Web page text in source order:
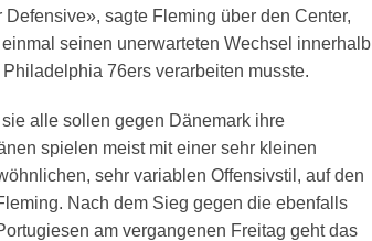
sagte Fleming über den Center,
seinen unerwarteten Wechsel innerhalb
76ers verarbeiten musste.
alle sollen gegen Dänemark ihre
spielen meist mit einer sehr kleinen
sehr variablen Offensivstil, auf den
Nach dem Sieg gegen die ebenfalls
am vergangenen Freitag geht das